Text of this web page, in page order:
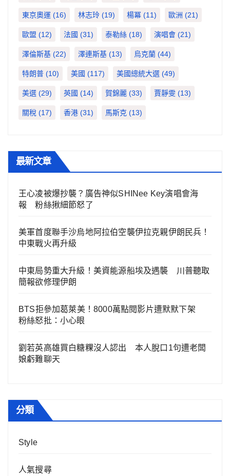
東京奧運 (16) 林志玲 (19) 楊冪 (11) 歐洲 (21)
歐盟 (12) 法國 (31) 泰勒絲 (18) 演唱會 (21)
澤倫斯基 (22) 澤連斯基 (13) 烏克蘭 (44)
特朗普 (10) 美國 (117) 美國總統大選 (49)
美選 (29) 英國 (14) 賀錦麗 (33) 賈靜雯 (13)
關稅 (17) 香港 (31) 馬斯克 (13)
最新文章
王心凌被爆抄襲？廣告神似SHINee Key演唱會海
報 粉絲揪細節怒了
美軍首度聯手沙烏地阿拉伯空襲伊拉克親伊朗民兵！
中東戰火再升級
中東局勢重大升級！美資能源船埃及遇襲 川普聽取
簡報欲修理伊朗
BTS拒參加葛萊美！8000萬點閱影片遭默默下架
粉絲怒批：小心眼
劉若英高雄買白糖粿沒人認出 本人脫口1句遭老闆
娘虧難聊天
分類
Style
人氣搜尋